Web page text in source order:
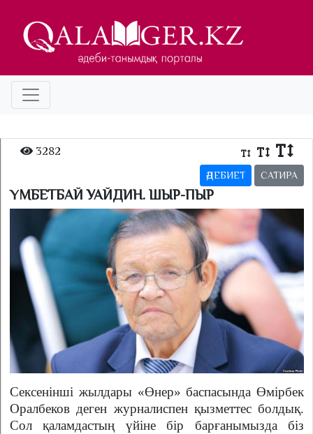
3282
ӘДЕБИЕТ САТИРА
ҮМБЕТБАЙ УАЙДИН. ШЫР-ПЫР
Сексенінші жылдары «Өнер» баспасында Өмірбек
Оралбеков деген жур­налис­пен қызметтес болдық.
Сол қаламдастың үйіне бір барғанымызда біз